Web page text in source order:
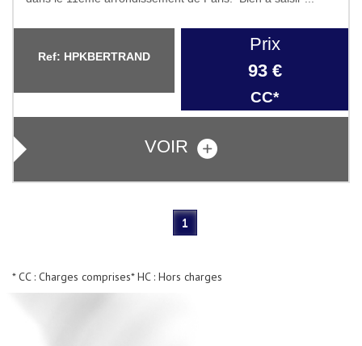
Ref: HPKBERTRAND
Prix
93 €
CC*
VOIR
1
* CC : Charges comprises* HC : Hors charges